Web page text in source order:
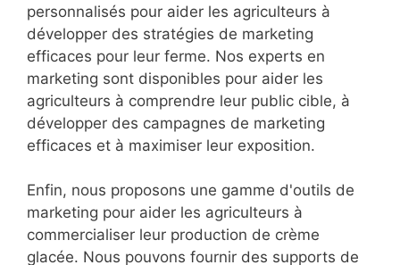
personnalisés pour aider les agriculteurs à
développer des stratégies de marketing
efficaces pour leur ferme. Nos experts en
marketing sont disponibles pour aider les
agriculteurs à comprendre leur public cible, à
développer des campagnes de marketing
efficaces et à maximiser leur exposition.
Enfin, nous proposons une gamme d'outils de
marketing pour aider les agriculteurs à
commercialiser leur production de crème
glacée. Nous pouvons fournir des supports de